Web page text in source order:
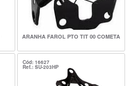
ARANHA FAROL PTO TIT 00 COMETA
Cód: 16627
Ref.: SU-203HP